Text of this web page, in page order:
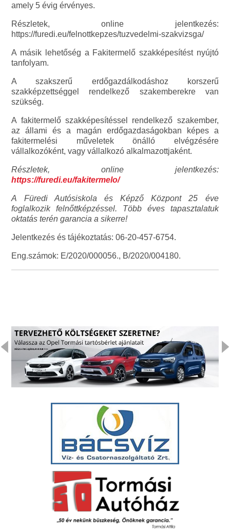
amely 5 évig érvényes.
Részletek, online jelentkezés:
https://furedi.eu/felnottkepzes/tuzvedelmi-szakvizsga/
A másik lehetőség a Fakitermelő szakképesítést nyújtó
tanfolyam.
A szakszerű erdőgazdálkodáshoz korszerű
szakképzettséggel rendelkező szakemberekre van
szükség.
A fakitermelő szakképesítéssel rendelkező szakember,
az állami és a magán erdőgazdaságokban képes a
fakitermelési műveletek önálló elvégzésére
vállalkozóként, vagy vállalkozó alkalmazottjaként.
Részletek, online jelentkezés:
https://furedi.eu/fakitermelo/
A Füredi Autósiskola és Képző Központ 25 éve
foglalkozik felnőttképzéssel. Több éves tapasztalatuk
oktatás terén garancia a sikerre!
Jelentkezés és tájékoztatás: 06-20-457-6754.
Eng.számok: E/2020/000056., B/2020/004180.